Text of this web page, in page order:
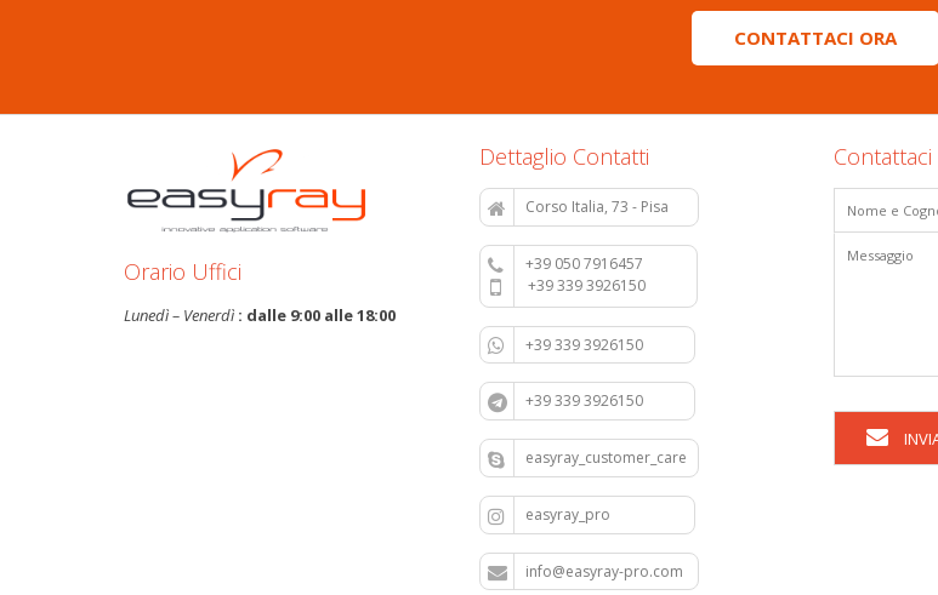
CONTATTACI ORA
Orario Uffici
Lunedì – Venerdì : dalle 9:00 alle 18:00
Dettaglio Contatti
Corso Italia, 73 - Pisa
+39 050 7916457
+39 339 3926150
+39 339 3926150
+39 339 3926150
easyray_customer_care
easyray_pro
info@easyray-pro.com
Contattaci